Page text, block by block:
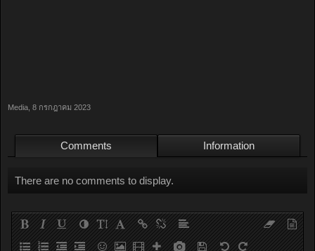
Media 8 กรกฎาคม 2023
Comments Information
There are no comments to display.